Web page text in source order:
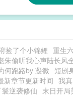
捡了个小锦鲤 重生
朱偷听我心声陆长风
何跑路by 凝微 短剧
新章节更新时间 我
鬟逆袭修仙 末日开局